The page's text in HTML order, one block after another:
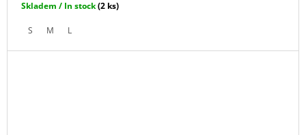
Skladem / In stock(2 ks)
S M L